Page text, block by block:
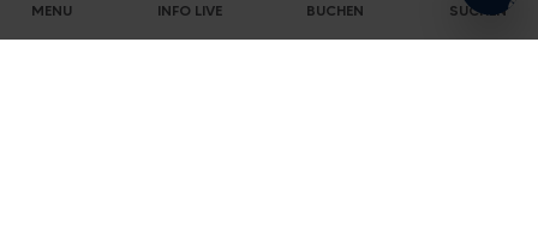
MENU INFO LIVE BUCHEN SUCHEN